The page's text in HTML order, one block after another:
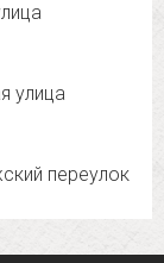
улица
переулок